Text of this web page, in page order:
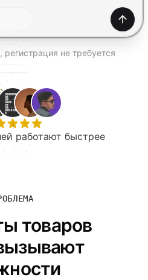
регистрация не требуется
работают быстрее
товаров